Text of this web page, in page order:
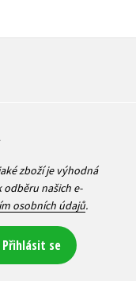
zboží je výhodná
odběru našich e-
osobních údajů.
Přihlásit se